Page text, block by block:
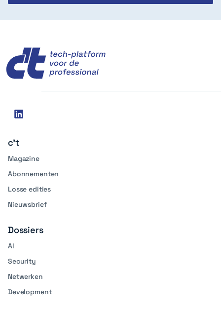
Social
linkedin
c't
Magazine
Abonnementen
Losse edities
Nieuwsbrief
Dossiers
AI
Security
Netwerken
Development